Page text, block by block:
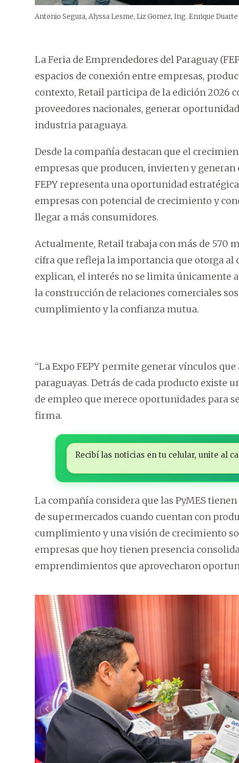
Antonio Segura, Alyssa Lesme, Liz Gomez, Ing. Enrique
La Feria de Emprendedores del Paraguay
espacios de conexión entre empresas,
contexto, Retail participa de la edición 2026
proveedores nacionales, generar
industria paraguaya.
Desde la compañía destacan que el
empresas que producen, invierten y
FEPY representa una oportunidad
empresas con potencial de crecimiento y
llegar a más consumidores.
Actualmente, Retail trabaja con más de 570
cifra que refleja la importancia que otorga al
explican, el interés no se limita únicamente
la construcción de relaciones comerciales
cumplimiento y la confianza mutua.
“La Expo FEPY permite generar vínculos
paraguayas. Detrás de cada producto existe
de empleo que merece oportunidades para
firma.
Recibí las noticias en tu celular, unite al
La compañía considera que las PyMES
de supermercados cuando cuentan con
cumplimiento y una visión de crecimiento
empresas que hoy tienen presencia
emprendimientos que aprovecharon